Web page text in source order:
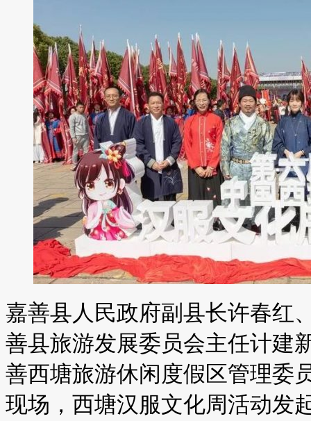
嘉善县人民政府副县长许春红
善县旅游发展委员会主任计建
善西塘旅游休闲度假区管理委
现场，西塘汉服文化周活动发